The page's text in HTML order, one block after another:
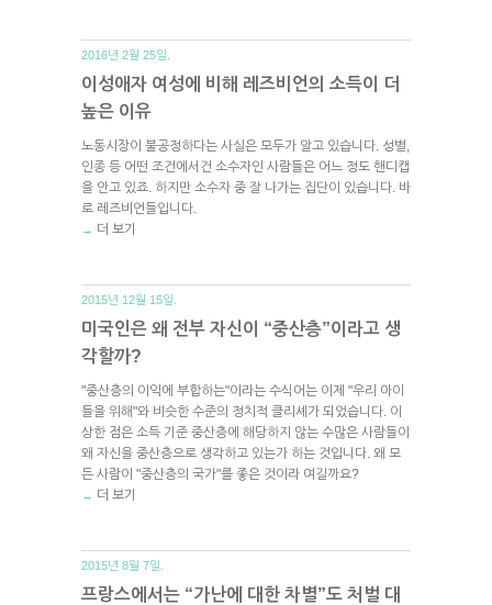
2016년 2월 25일.
이성애자 여성에 비해 레즈비언의 소득이 더
높은 이유
노동시장이 불공정하다는 사실은 모두가 알고 있습니다. 성별,
인종 등 어떤 조건에서건 소수자인 사람들은 어느 정도 핸디캡
을 안고 있죠. 하지만 소수자 중 잘 나가는 집단이 있습니다. 바
로 레즈비언들입니다.
→ 더 보기
2015년 12월 15일.
미국인은 왜 전부 자신이 “중산층”이라고 생
각할까?
"중산층의 이익에 부합하는"이라는 수식어는 이제 "우리 아이
들을 위해"와 비슷한 수준의 정치적 클리셰가 되었습니다. 이
상한 점은 소득 기준 중산층에 해당하지 않는 수많은 사람들이
왜 자신을 중산층으로 생각하고 있는가 하는 것입니다. 왜 모
든 사람이 "중산층의 국가"를 좋은 것이라 여길까요?
→ 더 보기
2015년 8월 7일.
프랑스에서는 “가난에 대한 차별”도 처벌 대